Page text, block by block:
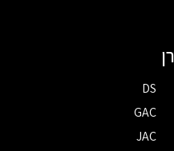
DS
GAC
JAC